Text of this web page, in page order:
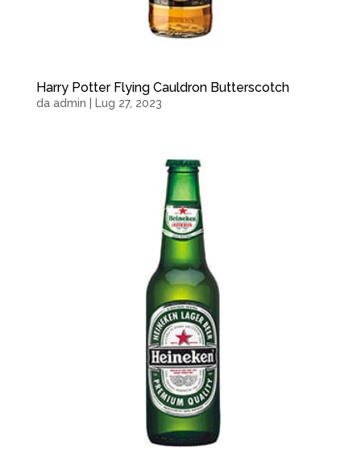
Harry Potter Flying Cauldron Butterscotch
da admin Lug 27, 2023